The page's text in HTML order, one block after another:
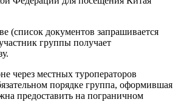
(список документов запрашивается
группы получает
через местных туроператоров
порядке группа, оформившая
предоставить на пограничном